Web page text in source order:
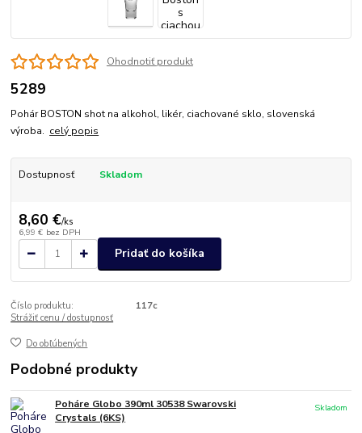
Ohodnotiť produkt
5289
Pohár BOSTON shot na alkohol, likér, ciachované sklo, slovenská
výroba. celý popis
Dostupnosť Skladom
8,60 €/ks
6,99 € bez DPH
Pridať do košíka
Číslo produktu:
117c
Strážiť cenu / dostupnosť
Do obľúbených
Podobné produkty
Poháre Globo 390ml 30538 Swarovski
Crystals (6KS)
Skladom